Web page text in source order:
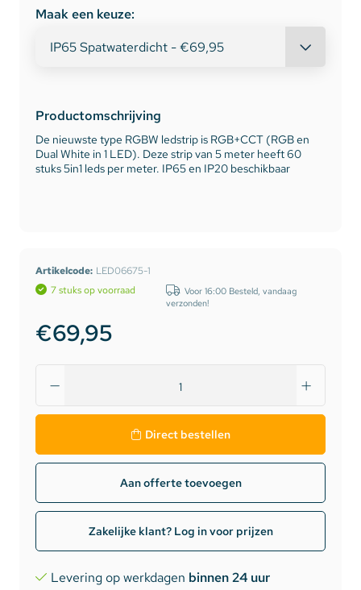
Maak een keuze:
Productomschrijving
De nieuwste type RGBW ledstrip is RGB+CCT (RGB en
Dual White in 1 LED). Deze strip van 5 meter heeft 60
stuks 5in1 leds per meter. IP65 en IP20 beschikbaar
Artikelcode: LED06675-1
7 stuks op voorraad
Voor 16:00 Besteld, vandaag
verzonden!
€69,95
Direct bestellen
Aan offerte toevoegen
Zakelijke klant? Log in voor prijzen
Levering op werkdagen binnen 24 uur